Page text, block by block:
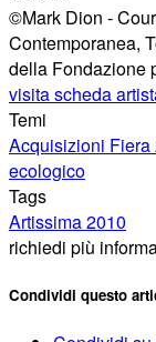
©Mark Dion -
Contemporanea,
della Fondazione
visita scheda
Temi
Acquisizioni Fiera
ecologico
Tags
Artissima 2010
richiedi più
Condividi questo